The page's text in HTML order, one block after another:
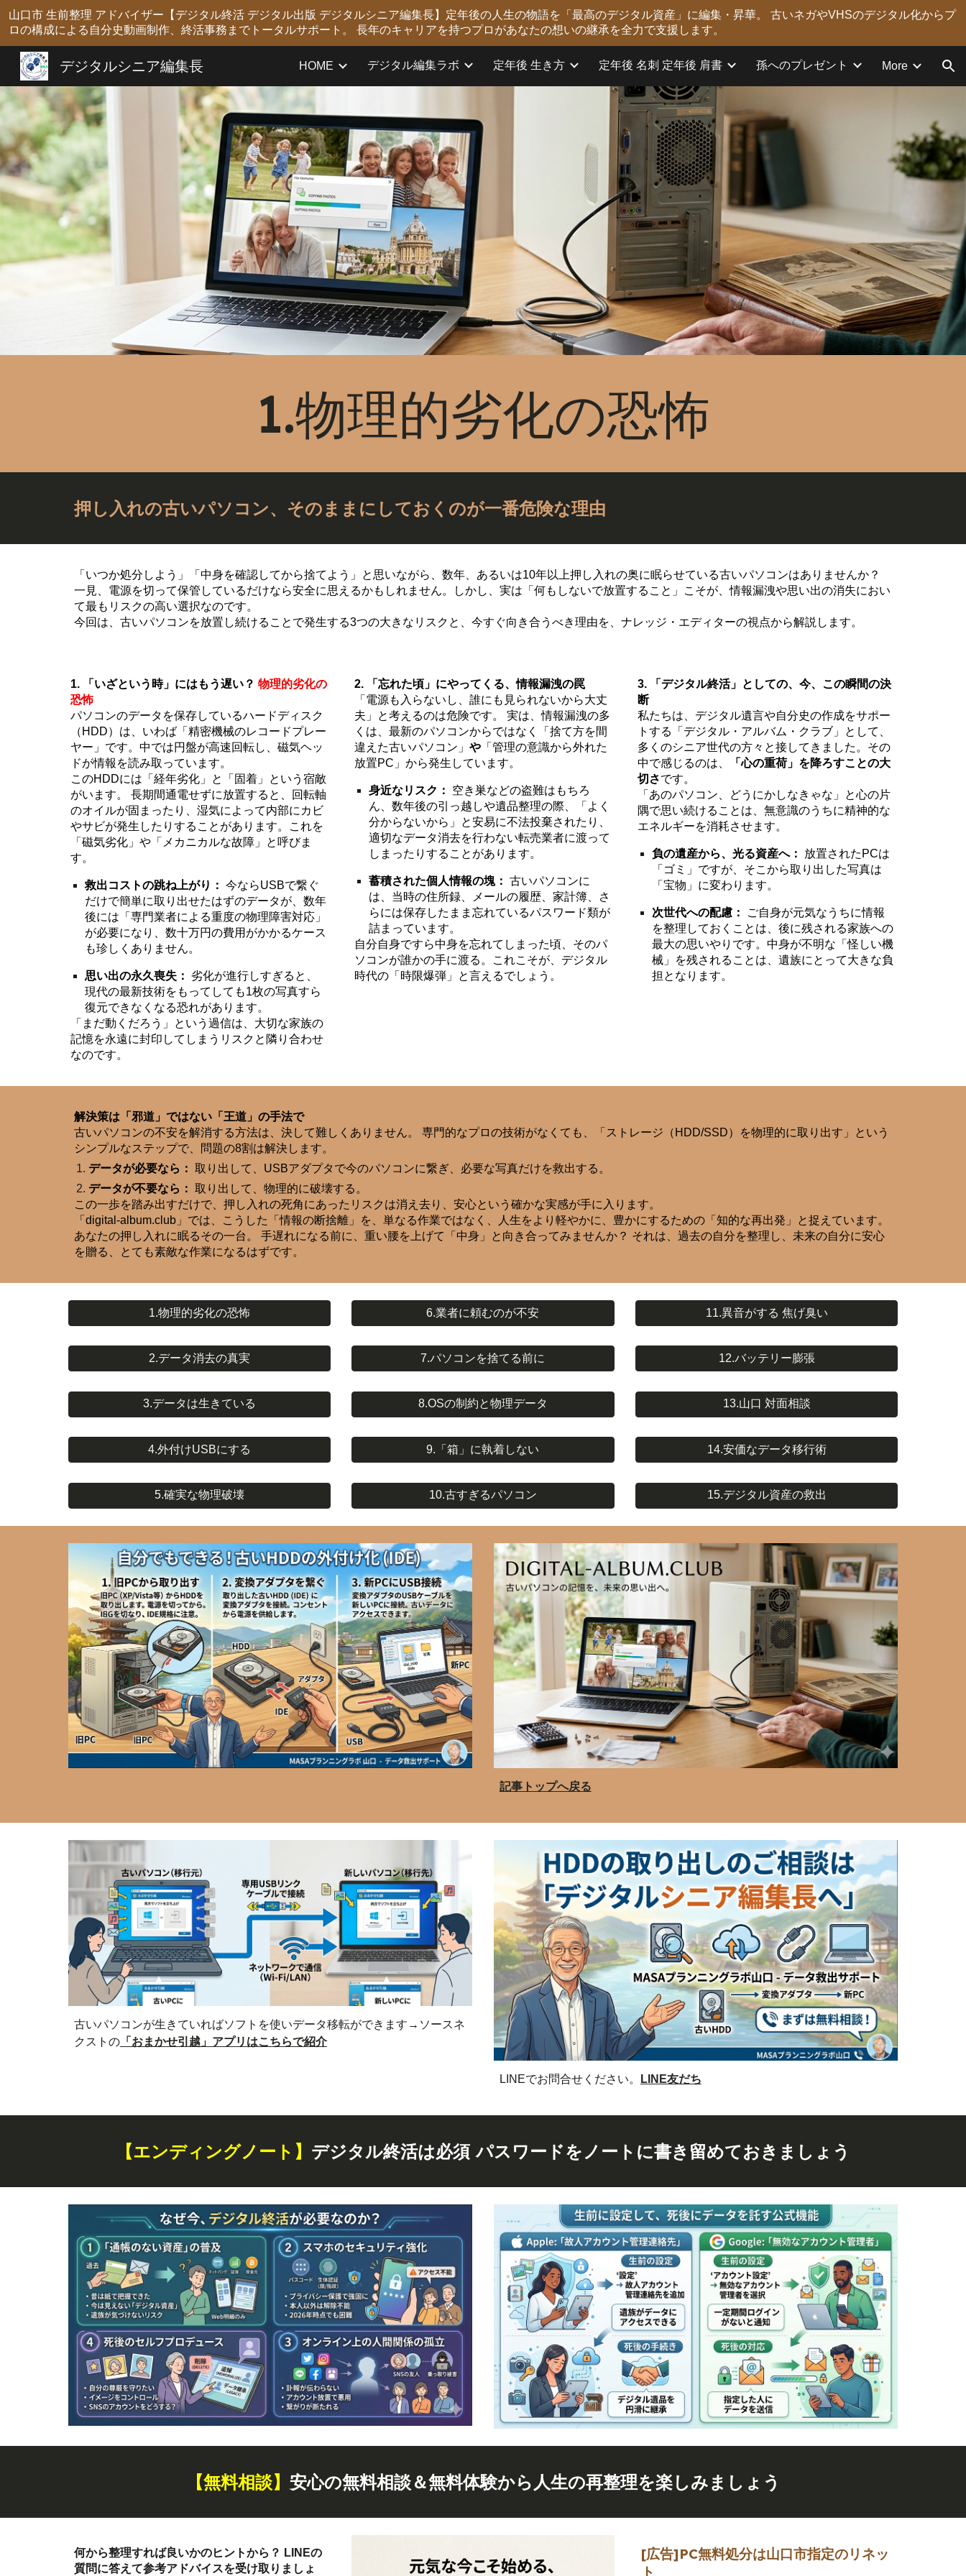
Skip to main content Skip to navigation
山口市 生前整理 アドバイザー【デジタル終活 デジタル出版 デジタルシニア編集長】定年後の人生の物語を「最高のデジタル資産」に編集・昇華。 古いネガやVHSのデジタル化からプ
ロの構成による自分史動画制作、終活事務までトータルサポート。 長年のキャリアを持つプロがあなたの想いの継承を全力で支援します。
デジタルシニア編集長 HOME デジタル編集ラボ 定年後 生き方 定年後 名刺 定年後 肩書 孫へのプレゼント More
1.物理的劣化の恐怖
押し入れの古いパソコン、そのままにしておくのが一番危険な理由
「いつか処分しよう」「中身を確認してから捨てよう」と思いながら、数年、あるいは10年以上押し入れの奥に眠らせている古いパソコンはありませんか？
一見、電源を切って保管しているだけなら安全に思えるかもしれません。しかし、実は「何もしないで放置すること」こそが、情報漏洩や思い出の消失におい
て最もリスクの高い選択なのです。
今回は、古いパソコンを放置し続けることで発生する3つの大きなリスクと、今すぐ向き合うべき理由を、ナレッジ・エディターの視点から解説します。
1. 「いざという時」にはもう遅い？ 物理的劣化の
恐怖
パソコンのデータを保存しているハードディスク
（HDD）は、いわば「精密機械のレコードプレー
ヤー」です。中では円盤が高速回転し、磁気ヘッ
ドが情報を読み取っています。
このHDDには「経年劣化」と「固着」という宿敵
がいます。 長期間通電せずに放置すると、回転軸
のオイルが固まったり、湿気によって内部にカビ
やサビが発生したりすることがあります。これを
「磁気劣化」や「メカニカルな故障」と呼びま
す。
救出コストの跳ね上がり： 今ならUSBで繋ぐ
だけで簡単に取り出せたはずのデータが、数年
後には「専門業者による重度の物理障害対応」
が必要になり、数十万円の費用がかかるケース
も珍しくありません。
思い出の永久喪失： 劣化が進行しすぎると、
現代の最新技術をもってしても1枚の写真すら
復元できなくなる恐れがあります。
「まだ動くだろう」という過信は、大切な家族の
記憶を永遠に封印してしまうリスクと隣り合わせ
なのです。
2. 「忘れた頃」にやってくる、情報漏洩の罠
「電源も入らないし、誰にも見られないから大丈
夫」と考えるのは危険です。 実は、情報漏洩の多
くは、最新のパソコンからではなく「捨て方を間
違えた古いパソコン」 や「管理の意識から外れた
放置PC」から発生しています。
身近なリスク：
空き巣などの盗難はもちろ
ん、数年後の引っ越しや遺品整理の際、「よく
分からないから」と安易に不法投棄されたり、
適切なデータ消去を行わない転売業者に渡って
しまったりすることがあります。
蓄積された個人情報の塊： 古いパソコンに
は、当時の住所録、メールの履歴、家計簿、さ
らには保存したまま忘れているパスワード類が
詰まっています。
自分自身ですら中身を忘れてしまった頃、そのパ
ソコンが誰かの手に渡る。これこそが、デジタル
時代の「時限爆弾」と言えるでしょう。
3. 「デジタル終活」としての、今、この瞬間の決
断
私たちは、デジタル遺言や自分史の作成をサポー
トする「デジタル・アルバム・クラブ」として、
多くのシニア世代の方々と接してきました。その
中で感じるのは、
「心の重荷」を降ろすことの大
切さです。
「あのパソコン、どうにかしなきゃな」と心の片
隅で思い続けることは、無意識のうちに精神的な
エネルギーを消耗させます。
負の遺産から、光る資産へ：
放置されたPCは
「ゴミ」ですが、そこから取り出した写真は
「宝物」に変わります。
次世代への配慮：
ご自身が元気なうちに情報
を整理しておくことは、後に残される家族への
最大の思いやりです。中身が不明な「怪しい機
械」を残されることは、遺族にとって大きな負
担となります。
解決策は「邪道」ではない「王道」の手法で
古いパソコンの不安を解消する方法は、決して難しくありません。 専門的なプロの技術がなくても、「ストレージ（HDD/SSD）を物理的に取り出す」という
シンプルなステップで、問題の8割は解決します。
データが必要なら： 取り出して、USBアダプタで今のパソコンに繋ぎ、必要な写真だけを救出する。
データが不要なら： 取り出して、物理的に破壊する。
この一歩を踏み出すだけで、押し入れの死角にあったリスクは消え去り、安心という確かな実感が手に入ります。
「digital-album.club」では、こうした「情報の断捨離」を、単なる作業ではなく、人生をより軽やかに、豊かにするための「知的な再出発」と捉えています。
あなたの押し入れに眠るその一台。 手遅れになる前に、重い腰を上げて「中身」と向き合ってみませんか？ それは、過去の自分を整理し、未来の自分に安心
を贈る、とても素敵な作業になるはずです。
1.物理的劣化の恐怖
2.データ消去の真実
3.データは生きている
4.外付けUSBにする
5.確実な物理破壊
6.業者に頼むのが不安
7.パソコンを捨てる前に
8.OSの制約と物理データ
9.「箱」に執着しない
10.古すぎるパソコン
11.異音がする 焦げ臭い
12.バッテリー膨張
13.山口 対面相談
14.安価なデータ移行術
15.デジタル資産の救出
記事トップへ戻る
古いパソコンが生きていればソフトを使いデータ移転ができます→ソースネ
クストの「おまかせ引越」アプリはこちらで紹介
LINEでお問合せください。 LINE友だち
【エンディングノート】 デジタル終活は必須 パスワードをノートに書き留めておきましょう
【無料相談】 安心の無料相談＆無料体験から人生の再整理を楽しみましょう
何から整理すれば良いかのヒントから？ LINEの
質問に答えて参考アドバイスを受け取りましょ
[広告]PC無料処分は山口市指定のリネッ
ト